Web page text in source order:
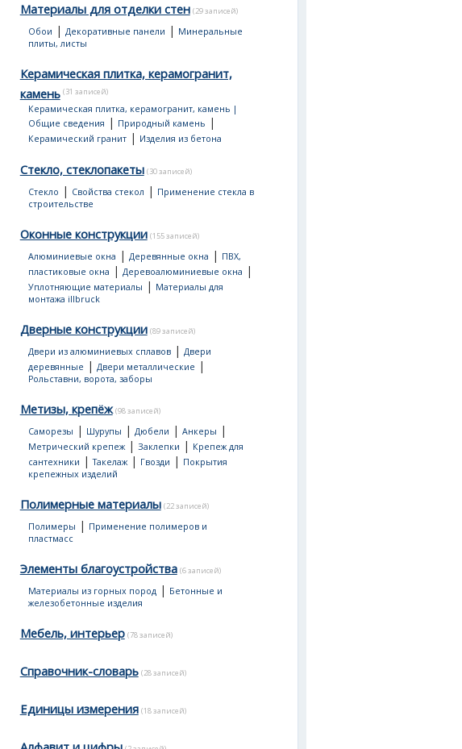
Материалы для отделки стен (29 записей)
Обои | Декоративные панели | Минеральные
плиты, листы
Керамическая плитка, керамогранит,
камень (31 записей)
Керамическая плитка, керамогранит, камень |
Общие сведения | Природный камень |
Керамический гранит| Изделия из бетона
Стекло, стеклопакеты (30 записей)
Стекло | Свойства стекол | Применение стекла в
строительстве
Оконные конструкции (155 записей)
Алюминиевые окна | Деревянные окна | ПВХ,
пластиковые окна | Деревоалюминиевые окна |
Уплотняющие материалы | Материалы для
монтажа illbruck
Дверные конструкции (89 записей)
Двери из алюминиевых сплавов| Двери
деревянные | Двери металлические |
Рольставни, ворота, заборы
Метизы, крепёж (98 записей)
Саморезы | Шурупы | Дюбели | Анкеры |
Метрический крепеж| Заклепки | Крепеж для
сантехники |Такелаж| Гвозди | Покрытия
крепежных изделий
Полимерные материалы (22 записей)
Полимеры | Применение полимеров и
пластмасс
Элементы благоустройства (6 записей)
Материалы из горных пород| Бетонные и
железобетонные изделия
Мебель, интерьер (78 записей)
Справочник-словарь (28 записей)
Единицы измерения (18 записей)